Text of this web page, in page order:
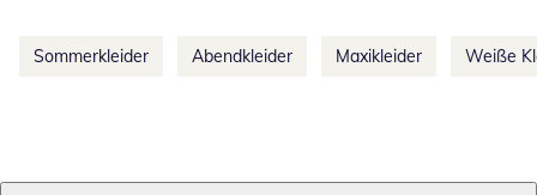
Sommerkleider Abendkleider Maxikleider Weiße